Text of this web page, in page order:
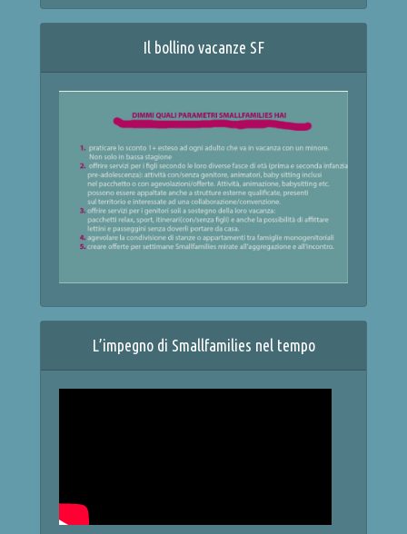
Il bollino vacanze SF
L’impegno di Smallfamilies nel tempo